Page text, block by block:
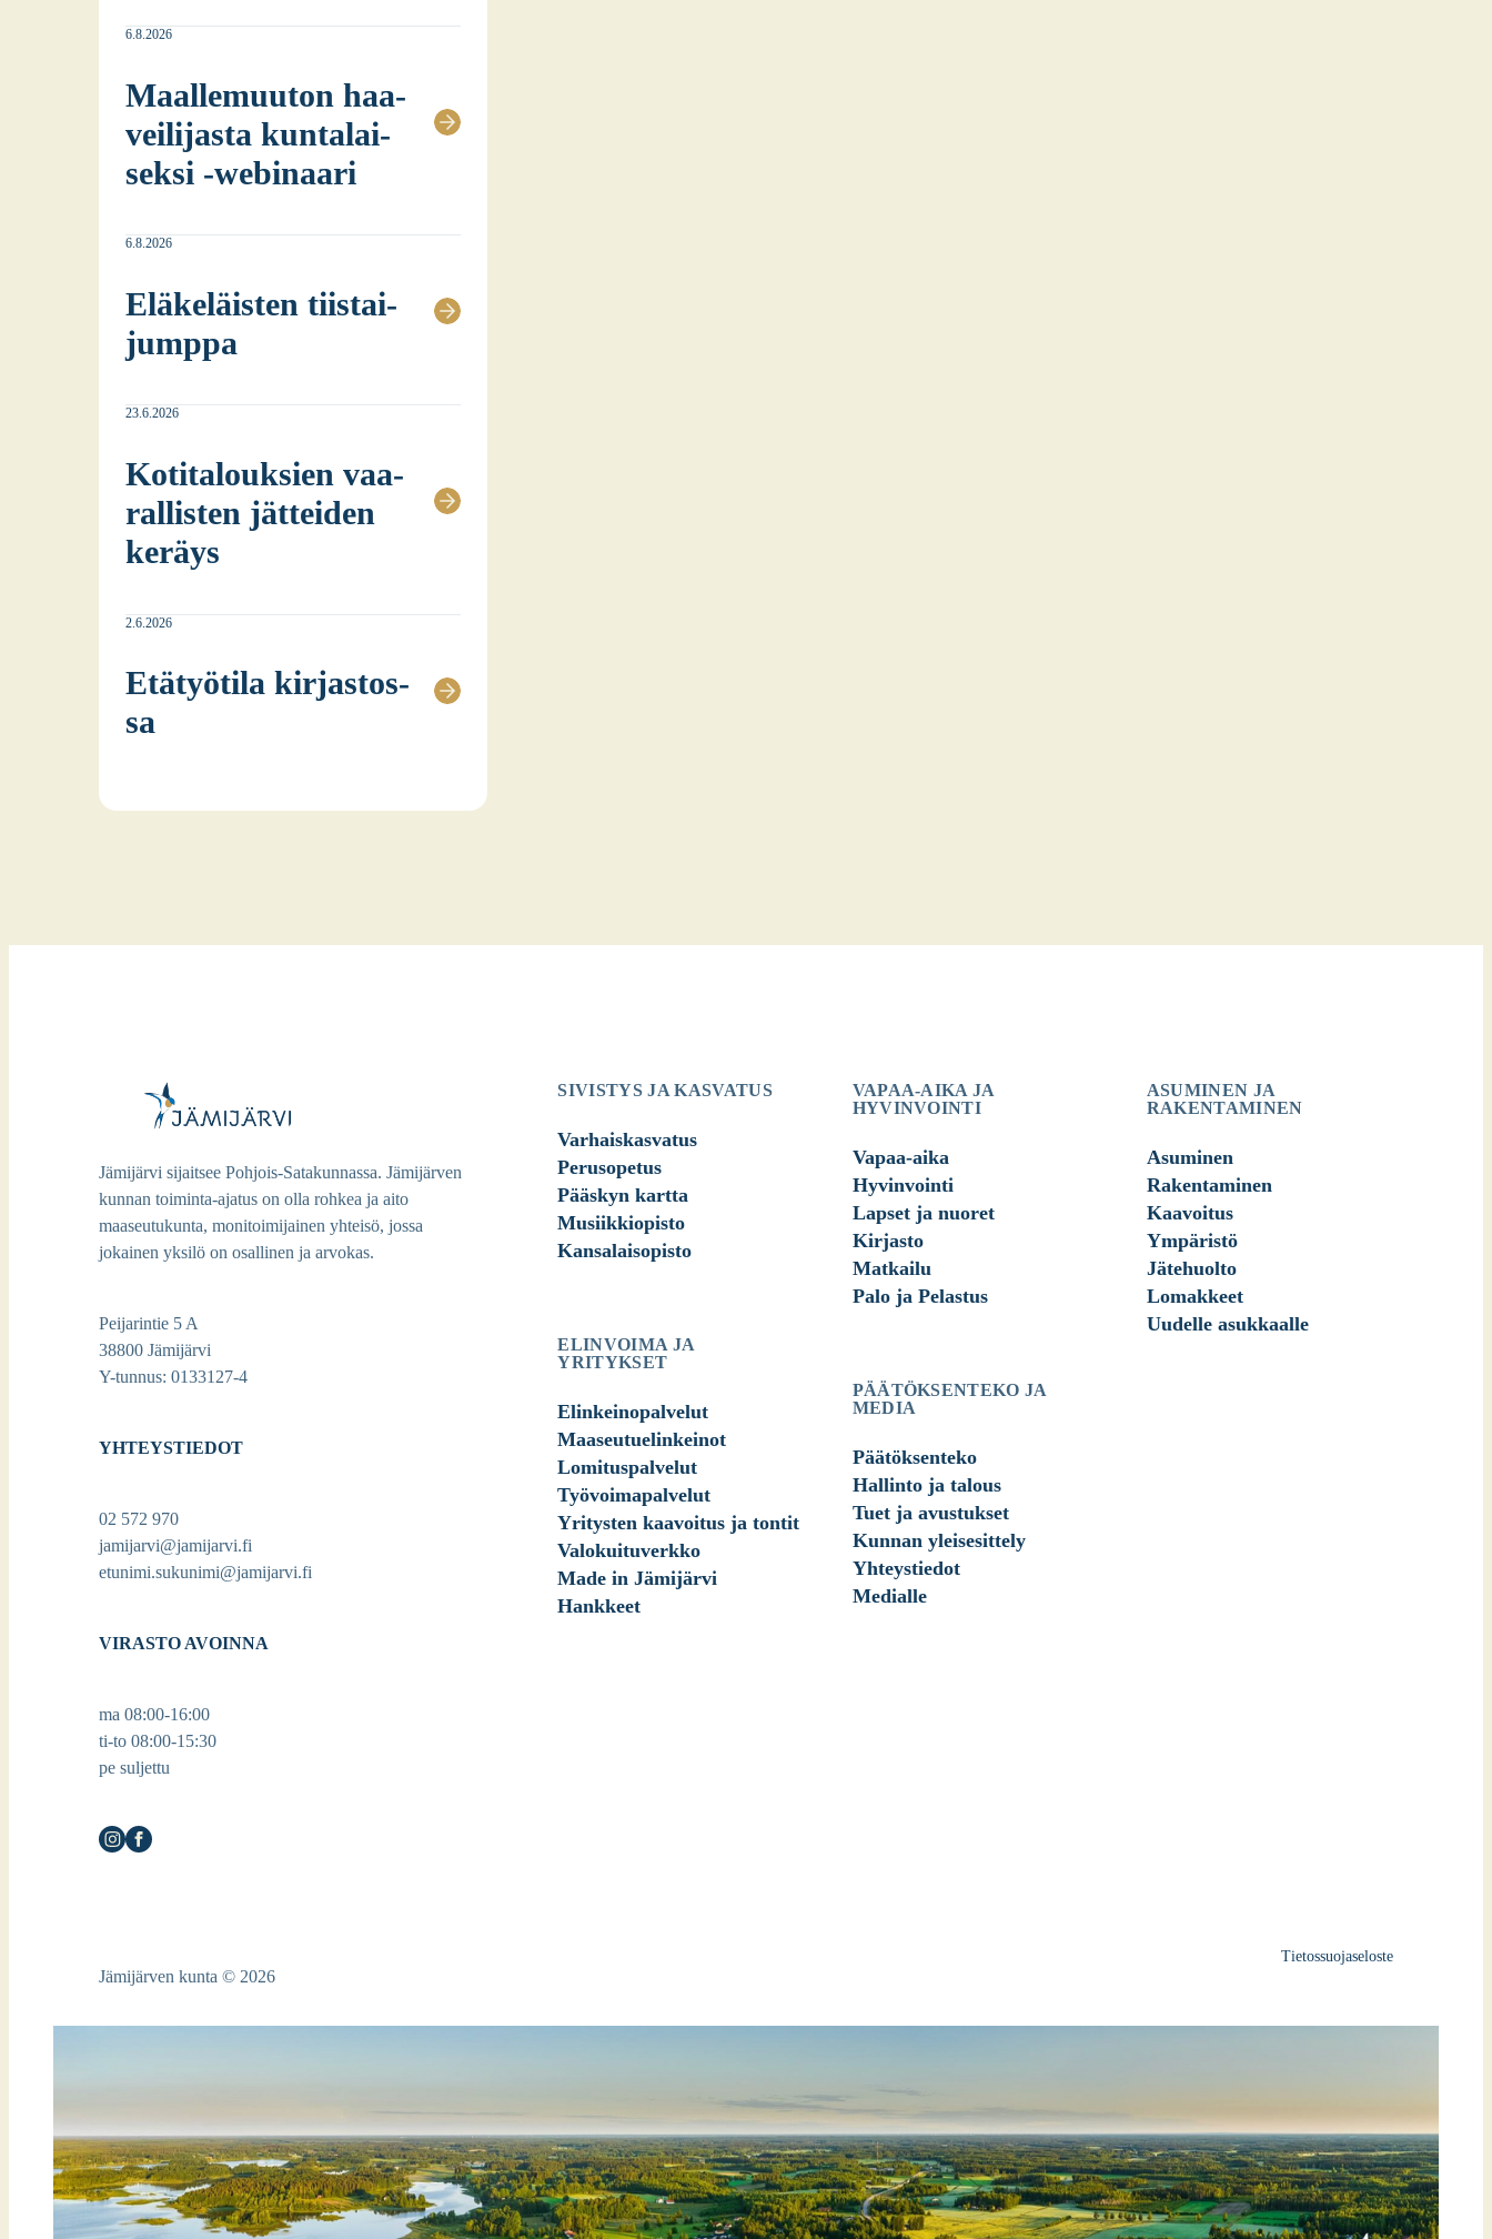
6.8.2026
Maal­le­muu­ton haa­
vei­li­jas­ta kun­ta­lai­
sek­si ‑webi­naa­ri
6.8.2026
Elä­ke­läis­ten tiis­tai­
jump­pa
23.6.2026
Koti­ta­louk­sien vaa­
ral­lis­ten jät­tei­den
keräys
2.6.2026
Etä­työ­ti­la kir­jas­tos­
sa
Jämijärvi sijaitsee Pohjois-Satakunnassa. Jämijärven
kunnan toiminta-ajatus on olla rohkea ja aito
maaseutukunta, monitoimijainen yhteisö, jossa
jokainen yksilö on osallinen ja arvokas.
Peijarintie 5 A
38800 Jämijärvi
Y-tunnus: 0133127-4
YHTEYSTIEDOT
02 572 970
jamijarvi@jamijarvi.fi
etunimi.sukunimi@jamijarvi.fi
VIRASTO AVOINNA
ma 08:00-16:00
ti-to 08:00-15:30
pe suljettu
SIVISTYS JA KASVATUS
Varhaiskasvatus
Perusopetus
Pääskyn kartta
Musiikkiopisto
Kansalaisopisto
ELINVOIMA JA
YRITYKSET
Elinkeinopalvelut
Maaseutuelinkeinot
Lomituspalvelut
Työvoimapalvelut
Yritysten kaavoitus ja tontit
Valokuituverkko
Made in Jämijärvi
Hankkeet
VAPAA-AIKA JA
HYVINVOINTI
Vapaa-aika
Hyvinvointi
Lapset ja nuoret
Kirjasto
Matkailu
Palo ja Pelastus
PÄÄTÖKSENTEKO JA
MEDIA
Päätöksenteko
Hallinto ja talous
Tuet ja avustukset
Kunnan yleisesittely
Yhteystiedot
Medialle
ASUMINEN JA
RAKENTAMINEN
Asuminen
Rakentaminen
Kaavoitus
Ympäristö
Jätehuolto
Lomakkeet
Uudelle asukkaalle
Jämijärven kunta © 2026
Tietossuojaseloste